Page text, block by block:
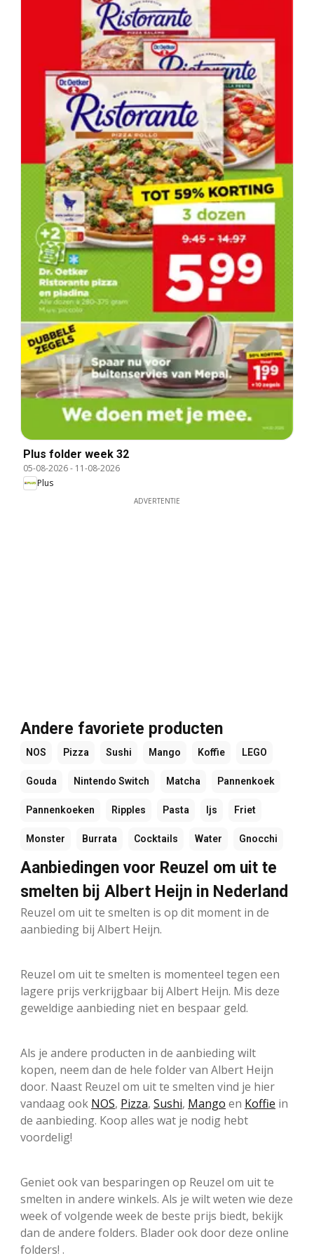
Plus folder week 32
05-08-2026- 11-08-2026
Plus
ADVERTENTIE
Andere favoriete producten
NOS Pizza Sushi Mango Koffie LEGO
Gouda Nintendo Switch Matcha Pannenkoek
Pannenkoeken Ripples Pasta Ijs Friet
Monster Burrata Cocktails Water Gnocchi
Aanbiedingen voor Reuzel om uit te
smelten bij Albert Heijn in Nederland
Reuzel om uit te smelten is op dit moment in de
aanbieding bij Albert Heijn.
Reuzel om uit te smelten is momenteel tegen een
lagere prijs verkrijgbaar bij Albert Heijn. Mis deze
geweldige aanbieding niet en bespaar geld.
Als je andere producten in de aanbieding wilt
kopen, neem dan de hele folder van Albert Heijn
door. Naast Reuzel om uit te smelten vind je hier
vandaag ook NOS, Pizza, Sushi, Mango en Koffie in
de aanbieding. Koop alles wat je nodig hebt
voordelig!
Geniet ook van besparingen op Reuzel om uit te
smelten in andere winkels. Als je wilt weten wie deze
week of volgende week de beste prijs biedt, bekijk
dan de andere folders. Blader ook door deze online
folders! .